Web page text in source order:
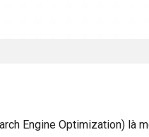
Engine Optimization) là